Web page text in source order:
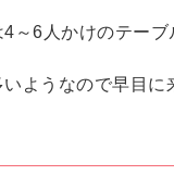
～6人かけのテーブ
ようなので早目